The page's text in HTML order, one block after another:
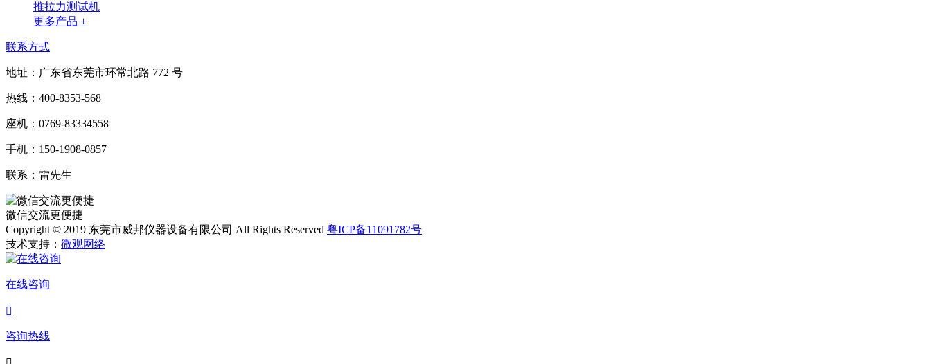
推拉力测试机
更多产品 +
联系方式
地址：广东省东莞市环常北路 772 号
热线：400-8353-568
座机：0769-83334558
手机：150-1908-0857
联系：雷先生
微信交流更便捷
Copyright © 2019 东莞市威邦仪器设备有限公司 All Rights Reserved 粤ICP备11091782号
技术支持： 微观网络
在线咨询

咨询热线